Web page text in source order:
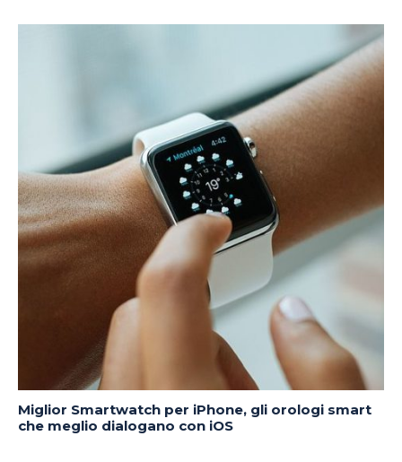
Miglior Smartwatch per iPhone, gli orologi smart
che meglio dialogano con iOS